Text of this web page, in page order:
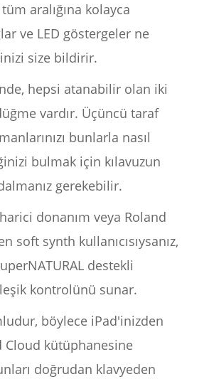
aralığına kolayca
ve LED göstergeler ne
size bildirir.
hepsi atanabilir olan iki
vardır. Üçüncü taraf
bunlarla nasıl
bulmak için kılavuzun
gerekebilir.
donanım veya Roland
soft synth kullanıcısıysanız,
destekli
kontrolünü sunar.
böylece iPad'inizden
Cloud kütüphanesine
doğrudan klavyeden